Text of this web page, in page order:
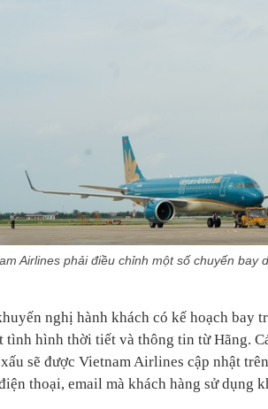
Airlines phải điều chỉnh một số chuyến bay
nghị hành khách có kế hoạch bay
tình hình thời tiết và thông tin từ Hãng.
sẽ được Vietnam Airlines cập nhật
thoại, email mà khách hàng sử dụng